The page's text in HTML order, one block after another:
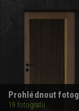
Prohlédnout
19 fotografií